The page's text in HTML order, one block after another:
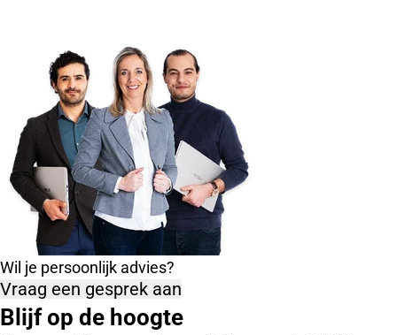
Wil je persoonlijk advies?
Vraag een gesprek aan
Blijf op de hoogte